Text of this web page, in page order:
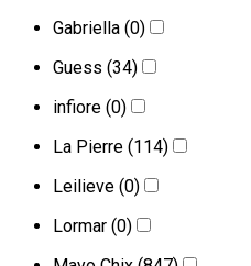
Gabriella (0)
Guess (34)
infiore (0)
La Pierre (114)
Leilieve (0)
Lormar (0)